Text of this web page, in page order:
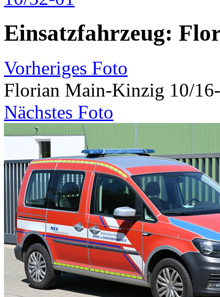
Einsatzfahrzeug:
Vorheriges Foto
Florian Main-Kinzig 10/
Nächstes Foto